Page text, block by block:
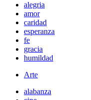
alegria
amor
caridad
esperanza
fe
gracia
humildad
Arte
alabanza